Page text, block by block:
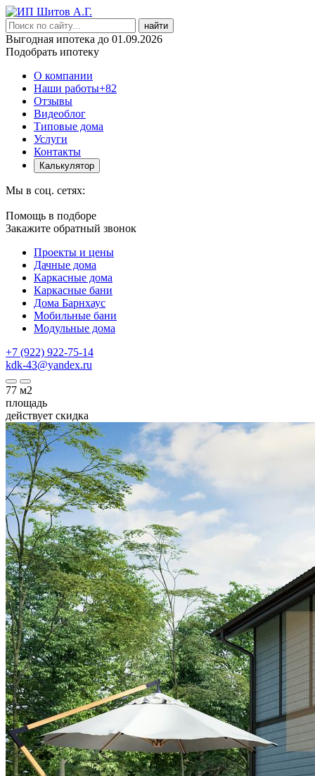
найти
Выгодная ипотека до 01.09.2026
Подобрать ипотеку
О компании
Наши работы+82
Отзывы
Видеоблог
Типовые дома
Услуги
Контакты
Калькулятор
Мы в соц. сетях:
Помощь в подборе
Закажите обратный звонок
Проекты и цены
Дачные дома
Каркасные дома
Каркасные бани
Дома Барнхаус
Мобильные бани
Модульные дома
+7 (922) 922-75-14
kdk-43@yandex.ru
77 м2
площадь
действует скидка